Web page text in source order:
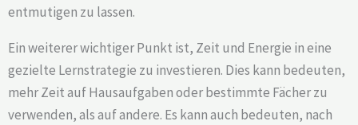
entmutigen zu lassen.
Ein weiterer wichtiger Punkt ist, Zeit und Energie in eine
gezielte Lernstrategie zu investieren. Dies kann bedeuten,
mehr Zeit auf Hausaufgaben oder bestimmte Fächer zu
verwenden, als auf andere. Es kann auch bedeuten, nach